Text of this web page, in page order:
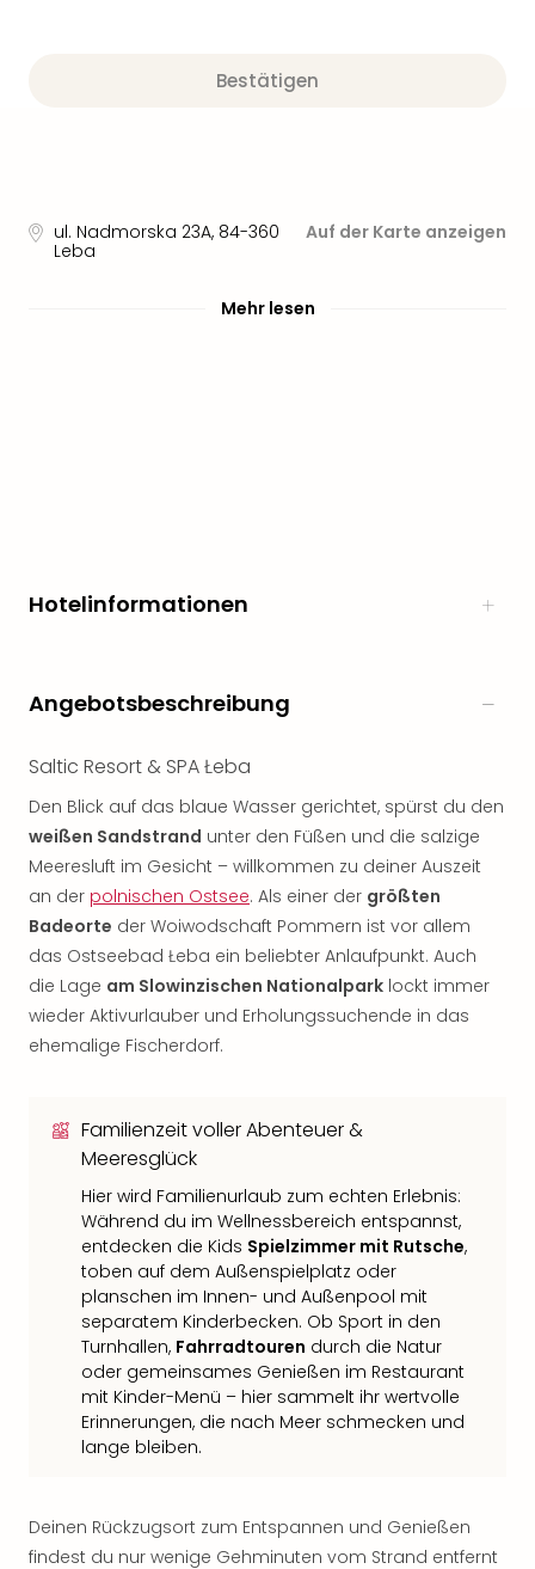
Bestätigen
ul. Nadmorska 23A, 84-360
Leba
Auf der Karte anzeigen
Mehr lesen
Hotelinformationen
Angebotsbeschreibung
Saltic Resort & SPA Łeba
Den Blick auf das blaue Wasser gerichtet, spürst du den
weißen Sandstrand unter den Füßen und die salzige
Meeresluft im Gesicht – willkommen zu deiner Auszeit
an der polnischen Ostsee. Als einer der größten
Badeorte der Woiwodschaft Pommern ist vor allem
das Ostseebad Łeba ein beliebter Anlaufpunkt. Auch
die Lage am Slowinzischen Nationalpark lockt immer
wieder Aktivurlauber und Erholungssuchende in das
ehemalige Fischerdorf.
Familienzeit voller Abenteuer &
Meeresglück
Hier wird Familienurlaub zum echten Erlebnis:
Während du im Wellnessbereich entspannst,
entdecken die Kids Spielzimmer mit Rutsche,
toben auf dem Außenspielplatz oder
planschen im Innen- und Außenpool mit
separatem Kinderbecken. Ob Sport in den
Turnhallen, Fahrradtouren durch die Natur
oder gemeinsames Genießen im Restaurant
mit Kinder-Menü – hier sammelt ihr wertvolle
Erinnerungen, die nach Meer schmecken und
lange bleiben.
Deinen Rückzugsort zum Entspannen und Genießen
findest du nur wenige Gehminuten vom Strand entfernt